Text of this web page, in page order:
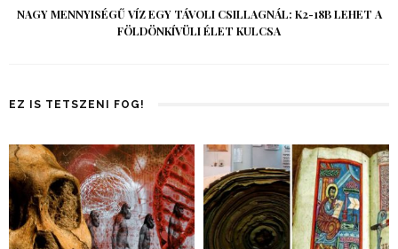
NAGY MENNYISÉGŰ VÍZ EGY TÁVOLI CSILLAGNÁL: K2-18B LEHET A
FÖLDÖNKÍVÜLI ÉLET KULCSA
EZ IS TETSZENI FOG!